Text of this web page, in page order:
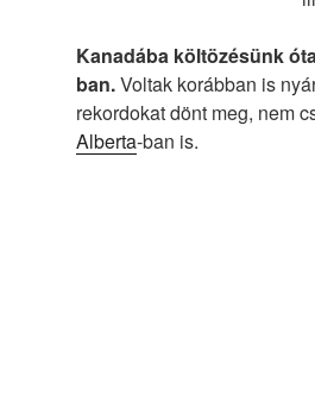
Kanadába költözésünk
ban.Voltak korábban is
rekordokat dönt meg, nem
Alberta-ban is.